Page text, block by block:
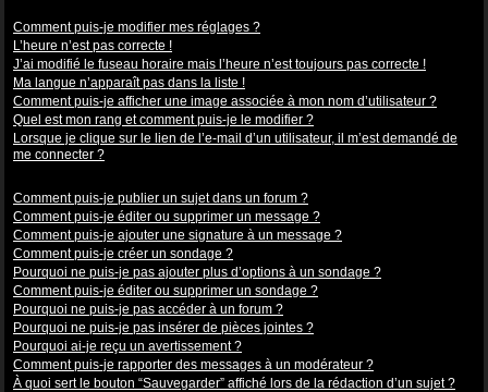
Comment puis-je modifier mes réglages ?
L’heure n’est pas correcte !
J’ai modifié le fuseau horaire mais l’heure n’est toujours pas correcte !
Ma langue n’apparaît pas dans la liste !
Comment puis-je afficher une image associée à mon nom d’utilisateur ?
Quel est mon rang et comment puis-je le modifier ?
Lorsque je clique sur le lien de l’e-mail d’un utilisateur, il m’est demandé de
me connecter ?
Comment puis-je publier un sujet dans un forum ?
Comment puis-je éditer ou supprimer un message ?
Comment puis-je ajouter une signature à un message ?
Comment puis-je créer un sondage ?
Pourquoi ne puis-je pas ajouter plus d’options à un sondage ?
Comment puis-je éditer ou supprimer un sondage ?
Pourquoi ne puis-je pas accéder à un forum ?
Pourquoi ne puis-je pas insérer de pièces jointes ?
Pourquoi ai-je reçu un avertissement ?
Comment puis-je rapporter des messages à un modérateur ?
À quoi sert le bouton “Sauvegarder” affiché lors de la rédaction d’un sujet ?